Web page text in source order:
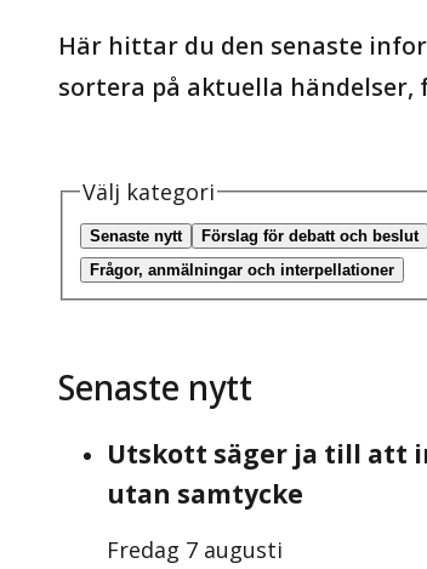
Här hittar du den senaste
sortera på aktuella händelser,
Välj kategori
Senaste nytt Förslag för debatt och beslut
Frågor, anmälningar och interpellationer
Senaste nytt
Utskott säger ja till att
utan samtycke
Fredag 7 augusti